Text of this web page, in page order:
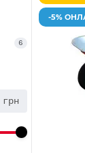
6
грн
-5%